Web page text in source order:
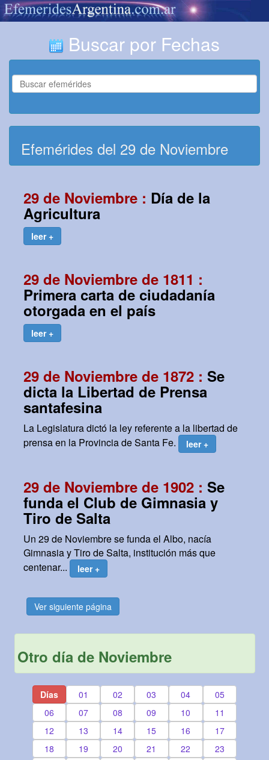
Buscar por Fechas
Efemérides del 29 de Noviembre
29 de Noviembre : Día de la
Agricultura
leer +
29 de Noviembre de 1811 :
Primera carta de ciudadanía
otorgada en el país
leer +
29 de Noviembre de 1872 : Se
dicta la Libertad de Prensa
santafesina
La Legislatura dictó la ley referente a la libertad de
prensa en la Provincia de Santa Fe.
leer +
29 de Noviembre de 1902 : Se
funda el Club de Gimnasia y
Tiro de Salta
Un 29 de Noviembre se funda el Albo, nacía
Gimnasia y Tiro de Salta, institución más que
centenar...
leer +
Ver siguiente página
Otro día de Noviembre
Días 01 02 03 04
05
06
07 08 09 10
11
12
13 14 15 16
17
18
19 20 21 22
23